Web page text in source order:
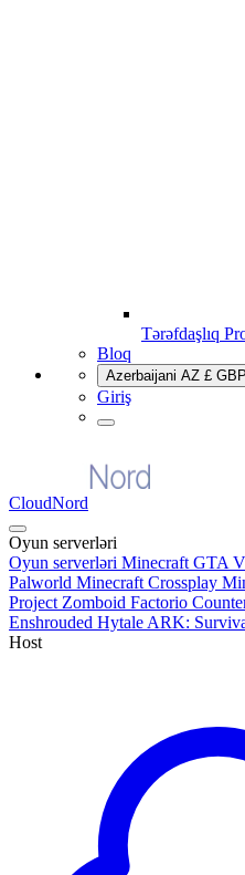
Tərəfdaşlıq
Bloq
Azerbaijani AZ £ GBP
Giriş
CloudNord
Oyun serverləri
Oyun serverləri Minecraft GTA
Palworld Minecraft Crossplay
Project Zomboid Factorio
Enshrouded Hytale ARK:
Host